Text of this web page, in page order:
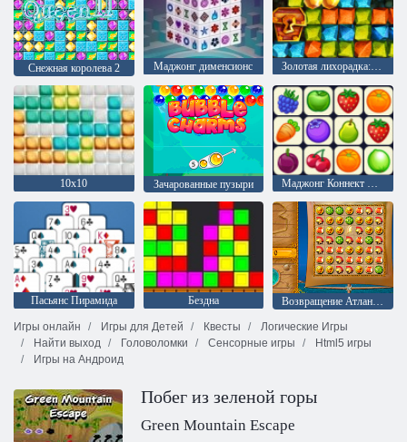
Снежная королева 2 Mаджонг дименсионс Золотая лихорадка: Охотник за сокровищами
10х10 Зачарованные пузыри Маджонг Коннект Онет
Пасьянс Пирамида Бездна
Возвращение Атлантиды
Игры онлайн
Игры для Детей Квесты
Логические Игры
Найти выход
Головоломки Сенсорные игры
Html5 игры
Игры на Андроид
Побег из зеленой горы
Green Mountain Escape